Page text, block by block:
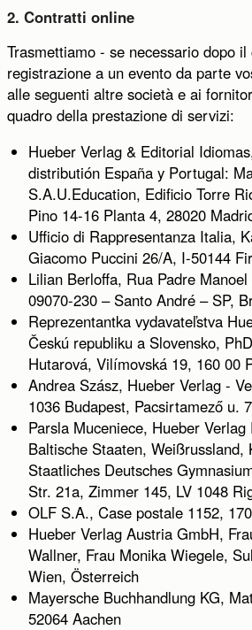
2. Contratti online
Trasmettiamo - se necessario dopo
registrazione a un evento da parte
alle seguenti altre società e ai
quadro della prestazione di servizi:
Hueber Verlag & Editorial
distributión España y Portugal:
S.A.U.Education, Edificio Torre
Pino 14-16 Planta 4, 28020
Ufficio di Rappresentanza Italia,
Giacomo Puccini 26/A, I-50144
Lilian Berloffa, Rua Padre
09070-230 – Santo André – SP,
Reprezentantka vydavateľstva
Českú republiku a Slovensko,
Hutarová, Vilímovská 19, 160 00
Andrea Szász, Hueber Verlag -
1036 Budapest, Pacsirtamező u.
Parsla Muceniece, Hueber
Baltische Staaten, Weißrussland,
Staatliches Deutsches
Str. 21a, Zimmer 145, LV 1048
OLF S.A., Case postale 1152,
Hueber Verlag Austria GmbH,
Wallner, Frau Monika Wiegele,
Wien, Österreich
Mayersche Buchhandlung KG,
52064 Aachen